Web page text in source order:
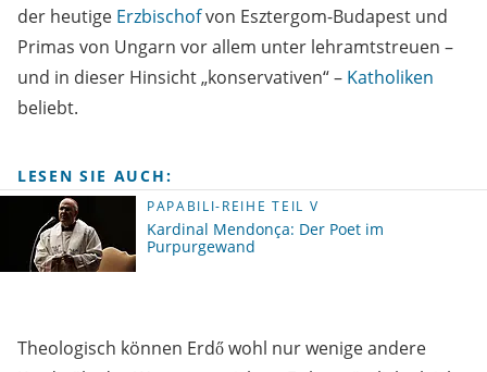
der heutige Erzbischofvon Esztergom-Budapest und
Primas von Ungarn vor allem unter lehramtstreuen –
und in dieser Hinsicht „konservativen“ – Katholiken
beliebt.
LESEN SIE AUCH:
PAPABILI-REIHE TEIL V
Kardinal Mendonça: Der Poet im
Purpurgewand
Theologisch können Erdő wohl nur wenige andere